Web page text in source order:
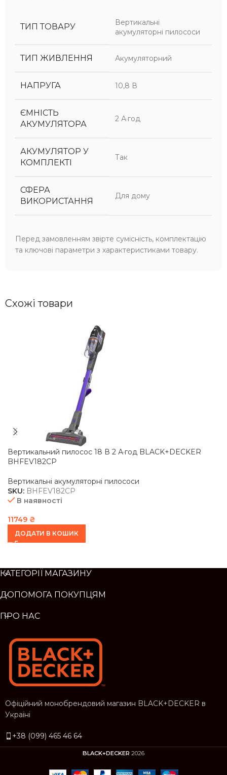
ТИП ТОВАРУ
Вертикальні
акумуляторні пилососи
ТИП ЖИВЛЕННЯ Акумуляторний
НАПРУГА 10,8 В
ЄМНІСТЬ
АКУМУЛЯТОРА
2 А·год
АКУМУЛЯТОР У
КОМПЛЕКТІ
Так
СФЕРА
ВИКОРИСТАННЯ
Для дому
Перед замовленням звірте сумісність, комплектацію
та ключові параметри з характеристиками товару.
Схожі товари
Вертикальний пилосос 18 В 2 А·год BLACK+DECKER
BHFEV182CP
Вертикальні акумуляторні пилососи
SKU: BHFEV182CP
В наявності
11749 ₴
ДОДАТИ В КОШИК
КАТЕГОРІЇ МАГАЗИНУ
ДОПОМОГА ПОКУПЦЯМ
ПРО НАС
Офіційний монобрендовий магазин BLACK+DECKER в
Україні
+38 (099) 465 46 64
BLACK+DECKER 2026